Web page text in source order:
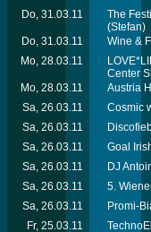
Do, 31.03.11
The
(Stefan)
Do, 31.03.11
Wine &
Mo, 28.03.11
Center
Mo, 28.03.11
Austria
Sa, 26.03.11
Cosmic
Sa, 26.03.11
Sa, 26.03.11
Goal
Sa, 26.03.11
DJ
Sa, 26.03.11
5.
Sa, 26.03.11
Promi-
Fr, 25.03.11